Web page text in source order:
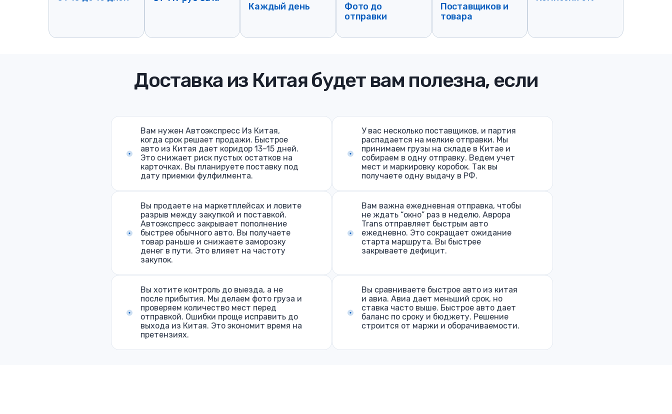
Каждый день
Фото до
отправки
Поставщиков и
товара
Доставка из Китая будет вам полезна, если
Вам нужен Автоэкспресс Из Китая,
когда срок решает продажи. Быстрое
авто из Китая дает коридор 13–15 дней.
Это снижает риск пустых остатков на
карточках. Вы планируете поставку под
дату приемки фулфилмента.
У вас несколько поставщиков, и партия
распадается на мелкие отправки. Мы
принимаем грузы на складе в Китае и
собираем в одну отправку. Ведем учет
мест и маркировку коробок. Так вы
получаете одну выдачу в РФ.
Вы продаете на маркетплейсах и ловите
разрыв между закупкой и поставкой.
Автоэкспресс закрывает пополнение
быстрее обычного авто. Вы получаете
товар раньше и снижаете заморозку
денег в пути. Это влияет на частоту
закупок.
Вам важна ежедневная отправка, чтобы
не ждать “окно” раз в неделю. Аврора
Trans отправляет быстрым авто
ежедневно. Это сокращает ожидание
старта маршрута. Вы быстрее
закрываете дефицит.
Вы хотите контроль до выезда, а не
после прибытия. Мы делаем фото груза и
проверяем количество мест перед
отправкой. Ошибки проще исправить до
выхода из Китая. Это экономит время на
претензиях.
Вы сравниваете быстрое авто из китая
и авиа. Авиа дает меньший срок, но
ставка часто выше. Быстрое авто дает
баланс по сроку и бюджету. Решение
строится от маржи и оборачиваемости.